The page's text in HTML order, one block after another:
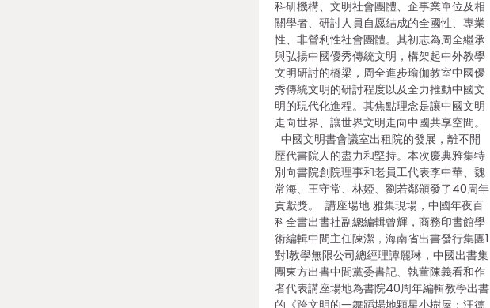
科研機構、文明社會團體、企事業單位及相
關學者、研討人員自愿結成的全國性、專業
性、非營利性社會團體。其初志為周全繼承
與弘揚中國優秀傳統文明，構架起中外教學
文明研討的橋梁，周全進步瑜伽教室中國優
秀傳統文明的研討程度以及全力推動中國文
明的現代化進程。其焦點理念是讓中國文明
走向世界、讓世界文明走向中國共享空間。
中國文明書會議室出租院的發展，離不開
歷代書院人的盡力和堅持。本次慶典雅集特
別向書院創院理事和老員工代表李中華、魏
常海、王守常、林婭、劉若鄰頒發了40周年
貢獻獎。 講座場地 雅集現場，中國年夜百
科全書出書社副總編輯曾輝，商務印書館學
術編輯中間主任陳潔，海南省出書發行集團1
對1教學無限公司總經理譚麗琳，中國出書集
團東方出書中間黨委書記、執董陳義看和作
者代表講座場地為書院40周年編輯教學出書